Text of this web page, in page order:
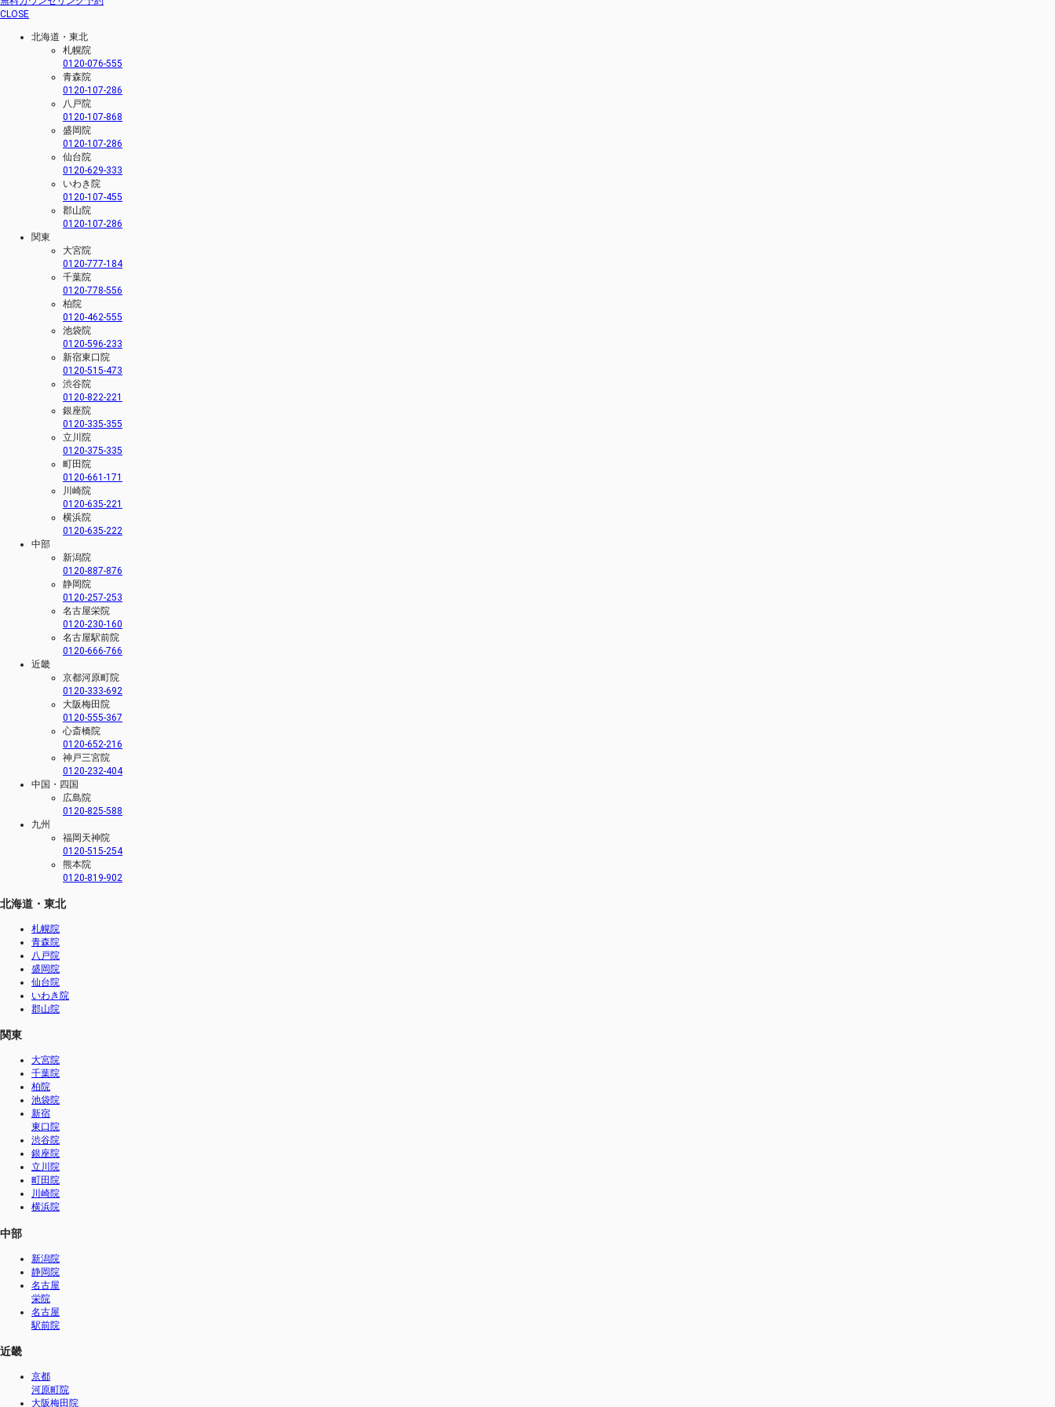
CLOSE
北海道・東北
札幌院
0120-076-555
青森院
0120-107-286
八戸院
0120-107-868
盛岡院
0120-107-286
仙台院
0120-629-333
いわき院
0120-107-455
郡山院
0120-107-286
関東
大宮院
0120-777-184
千葉院
0120-778-556
柏院
0120-462-555
池袋院
0120-596-233
新宿東口院
0120-515-473
渋谷院
0120-822-221
銀座院
0120-335-355
立川院
0120-375-335
町田院
0120-661-171
川崎院
0120-635-221
横浜院
0120-635-222
中部
新潟院
0120-887-876
静岡院
0120-257-253
名古屋栄院
0120-230-160
名古屋駅前院
0120-666-766
近畿
京都河原町院
0120-333-692
大阪梅田院
0120-555-367
心斎橋院
0120-652-216
神戸三宮院
0120-232-404
中国・四国
広島院
0120-825-588
九州
福岡天神院
0120-515-254
熊本院
0120-819-902
北海道・東北
札幌院
青森院
八戸院
盛岡院
仙台院
いわき院
郡山院
関東
大宮院
千葉院
柏院
池袋院
新宿
東口院
渋谷院
銀座院
立川院
町田院
川崎院
横浜院
中部
新潟院
静岡院
名古屋
栄院
名古屋
駅前院
近畿
京都
河原町院
大阪梅田院